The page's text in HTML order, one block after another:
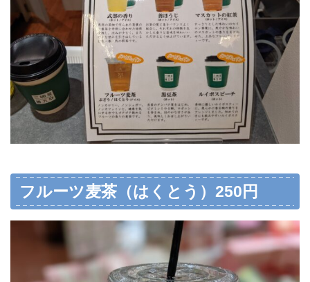
フルーツ麦茶（はくとう）250円